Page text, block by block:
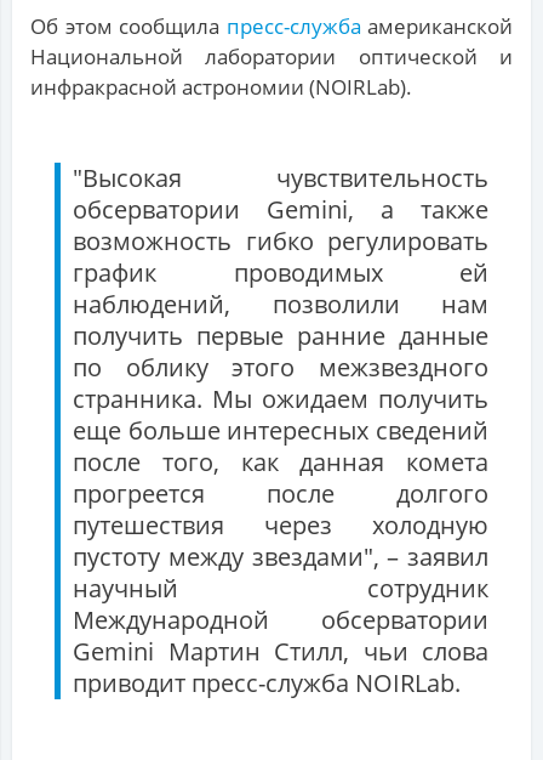
Об этом сообщила пресс-служба американской
Национальной лаборатории оптической и
инфракрасной астрономии (NOIRLab).
"Высокая чувствительность
обсерватории Gemini, а также
возможность гибко регулировать
график проводимых ей
наблюдений, позволили нам
получить первые ранние данные
по облику этого межзвездного
странника. Мы ожидаем получить
еще больше интересных сведений
после того, как данная комета
прогреется после долгого
путешествия через холодную
пустоту между звездами", – заявил
научный сотрудник
Международной обсерватории
Gemini Мартин Стилл, чьи слова
приводит пресс-служба NOIRLab.